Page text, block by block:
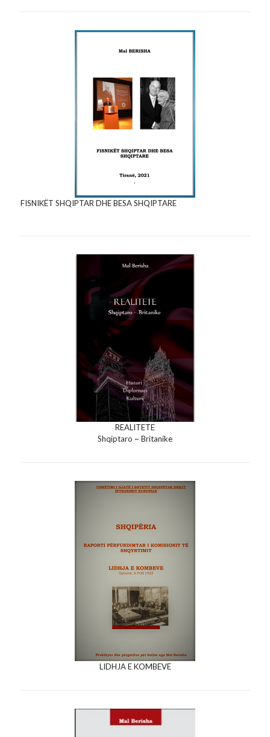
FISNIKËT SHQIPTAR DHE BESA SHQIPTARE
REALITETE
Shqiptaro ~ Britanike
LIDHJA E KOMBEVE